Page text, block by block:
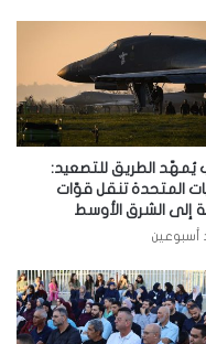
يُمهّد الطريق للتصعيد:
المتحدة تنقل قوّات
إلى الشرق الأوسط
أسبوعين